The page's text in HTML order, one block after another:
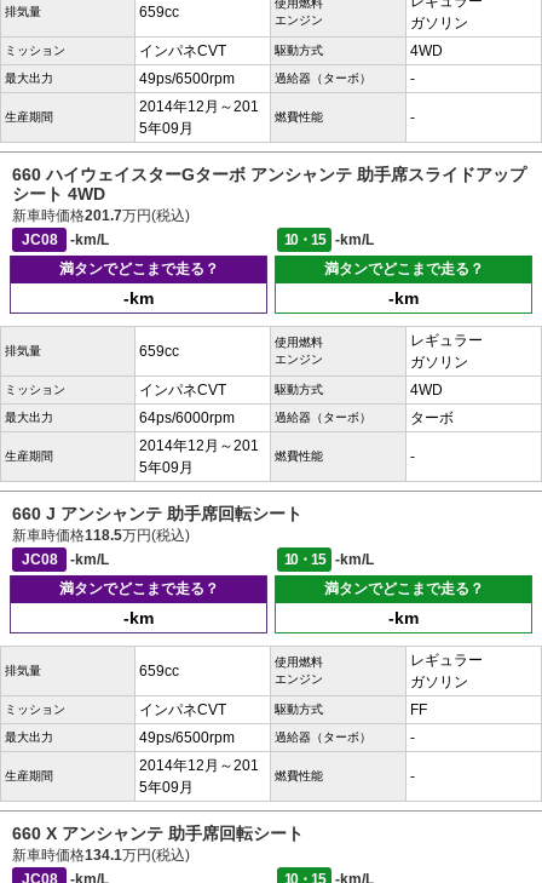
排気量 659cc
使用燃料
エンジン
ガソリン
ミッション インパネCVT 駆動方式 4WD
最大出力 49ps/6500rpm 過給器（ターボ） -
生産期間
2014年12月～201
5年09月
燃費性能 -
660 ハイウェイスターGターボ アンシャンテ 助手席スライドアップ
シート 4WD
新車時価格201.7万円(税込)
JC08
-km/L 10・15
-km/L
満タンでどこまで走る？
-km
満タンでどこまで走る？
-km
排気量 659cc
使用燃料
エンジン
レギュラー
ガソリン
ミッション インパネCVT 駆動方式 4WD
最大出力 64ps/6000rpm 過給器（ターボ） ターボ
生産期間
2014年12月～201
5年09月
燃費性能 -
660 J アンシャンテ 助手席回転シート
新車時価格118.5万円(税込)
JC08
-km/L 10・15
-km/L
満タンでどこまで走る？
-km
満タンでどこまで走る？
-km
排気量 659cc
使用燃料
エンジン
レギュラー
ガソリン
ミッション インパネCVT 駆動方式 FF
最大出力 49ps/6500rpm 過給器（ターボ） -
生産期間
2014年12月～201
5年09月
燃費性能 -
660 X アンシャンテ 助手席回転シート
新車時価格134.1万円(税込)